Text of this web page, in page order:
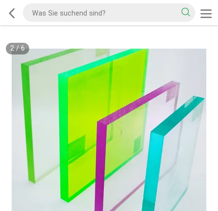
2/6